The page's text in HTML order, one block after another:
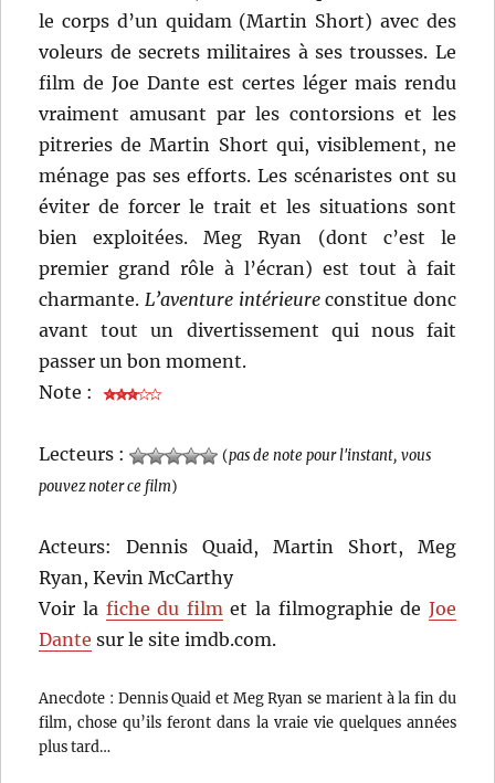
le corps d’un quidam (Martin Short) avec des
voleurs de secrets militaires à ses trousses. Le
film de Joe Dante est certes léger mais rendu
vraiment amusant par les contorsions et les
pitreries de Martin Short qui, visiblement, ne
ménage pas ses efforts. Les scénaristes ont su
éviter de forcer le trait et les situations sont
bien exploitées. Meg Ryan (dont c’est le
premier grand rôle à l’écran) est tout à fait
charmante. L’aventure intérieureconstitue donc
avant tout un divertissement qui nous fait
passer un bon moment.
Note :
Lecteurs : (pas de note pour l'instant, vous
pouvez noter ce film)
Acteurs: Dennis Quaid, Martin Short, Meg
Ryan, Kevin McCarthy
Voir la fiche du filmet la filmographie de Joe
Dante sur le site imdb.com.
Anecdote : Dennis Quaid et Meg Ryan se marient à la fin du
film, chose qu’ils feront dans la vraie vie quelques années
plus tard…